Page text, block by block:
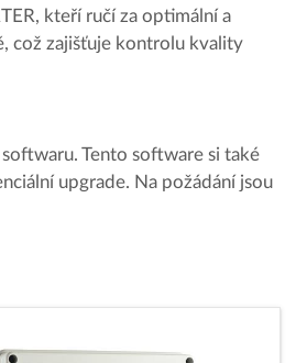
kteří ručí za optimální a
což zajišťuje kontrolu kvality
Tento software si také
upgrade. Na požádání jsou